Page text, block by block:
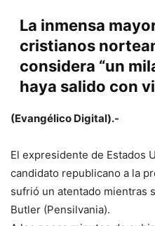
La inmensa
cristianos
considera “un
haya salido con
(Evangélico Digital).-
El expresidente de Estados
candidato republicano a la
sufrió un atentado mientras
Butler (Pensilvania).